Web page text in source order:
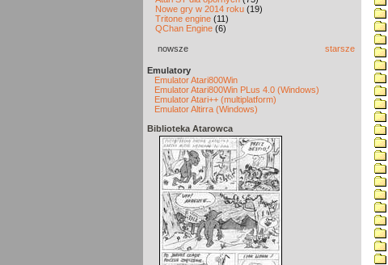
Nowe gry w 2014 roku (19)
Tritone engine (11)
QChan Engine (6)
nowsze starsze
Emulatory
Emulator Atari800Win
Emulator Atari800Win PLus 4.0 (Windows)
Emulator Atari++ (multiplatform)
Emulator Altirra (Windows)
Biblioteka Atarowca